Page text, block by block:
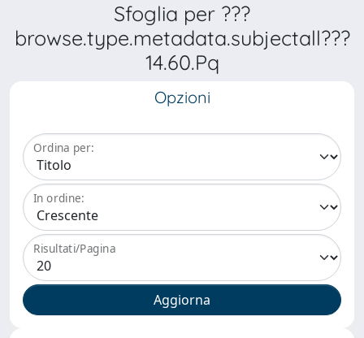
Sfoglia per ???
browse.type.metadata.subjectall???
14.60.Pq
Opzioni
Ordina per:
In ordine:
Risultati/Pagina